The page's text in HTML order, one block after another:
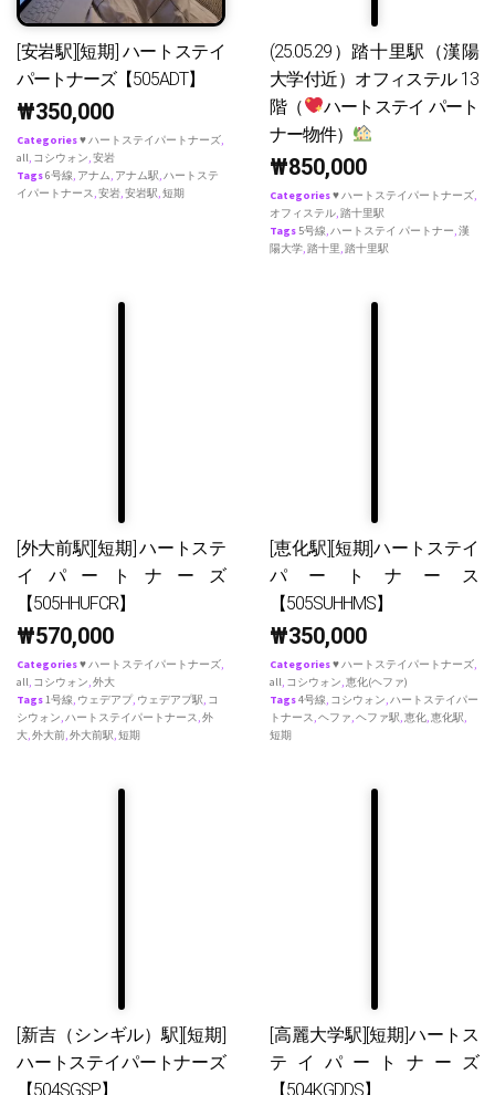
[安岩駅][短期] ハートステイ
パートナーズ【505ADT】
₩350,000
Categories♥ ハートステイパートナーズ,
all, コシウォン,安岩
Tags6号線, アナム, アナム駅,ハートステ
イパートナース,安岩,安岩駅,短期
(25.05.29）踏十里駅（漢陽
大学付近）オフィステル 13
階（
ハートステイ パート
ナー物件）
₩850,000
Categories♥ ハートステイパートナーズ,
オフィステル,踏十里駅
Tags 5号線,ハートステイ パートナー,漢
陽大学,踏十里,踏十里駅
[外大前駅][短期] ハートステ
イパートナーズ
【505HHUFCR】
₩570,000
Categories♥ ハートステイパートナーズ,
all, コシウォン,外大
Tags1号線, ウェデアプ, ウェデアプ駅, コ
シウォン,ハートステイパートナース,外
大,外大前,外大前駅,短期
[恵化駅][短期]ハートステイ
パートナース
【505SUHHMS】
₩350,000
Categories♥ ハートステイパートナーズ,
all, コシウォン,恵化(ヘファ)
Tags4号線, コシウォン,ハートステイパー
トナース,ヘファ,ヘファ駅,恵化,恵化駅,
短期
[新吉（シンギル）駅][短期]
ハートステイパートナーズ
【504SGSP】
[高麗大学駅][短期]ハートス
テイパートナーズ
【504KGDDS】